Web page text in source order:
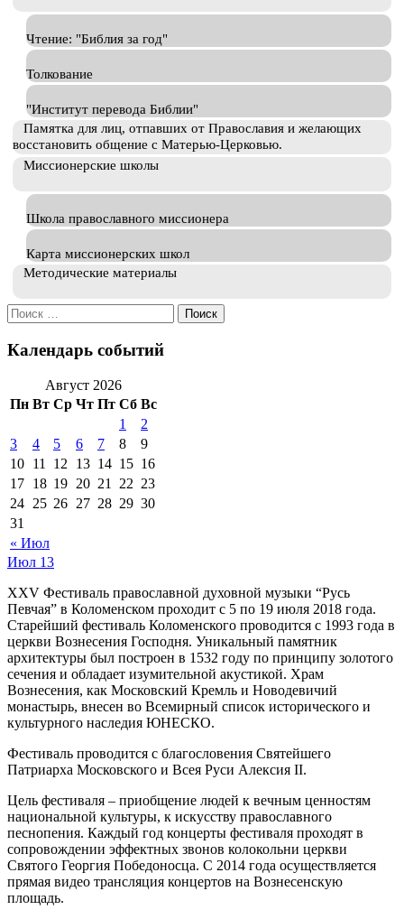
Чтение: "Библия за год"
Толкование
"Институт перевода Библии"
Памятка для лиц, отпавших от Православия и желающих
восстановить общение с Матерью-Церковью.
Миссионерские школы
Школа православного миссионера
Карта миссионерских школ
Методические материалы
Искать:
Календарь событий
Август 2026
Пн Вт Ср Чт Пт Сб Вс
« Июл
1
2
3
4 5 6 7 8
9
10 11 12 13 14 15 16
17 18 19 20 21 22 23
24 25 26 27 28 29 30
31
Июл 13
XXV Фестиваль православной духовной музыки “Русь
Певчая” в Коломенском проходит с 5 по 19 июля 2018 года.
Старейший фестиваль Коломенского проводится с 1993 года в
церкви Вознесения Господня. Уникальный памятник
архитектуры был построен в 1532 году по принципу золотого
сечения и обладает изумительной акустикой. Храм
Вознесения, как Московский Кремль и Новодевичий
монастырь, внесен во Всемирный список исторического и
культурного наследия ЮНЕСКО.
Фестиваль проводится с благословения Святейшего
Патриарха Московского и Всея Руси Алексия II.
Цель фестиваля – приобщение людей к вечным ценностям
национальной культуры, к искусству православного
песнопения. Каждый год концерты фестиваля проходят в
сопровождении эффектных звонов колокольни церкви
Святого Георгия Победоносца. С 2014 года осуществляется
прямая видео трансляция концертов на Вознесенскую
площадь.